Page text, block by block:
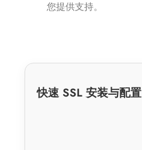
您提供支持。
快速 SSL 安装与配置